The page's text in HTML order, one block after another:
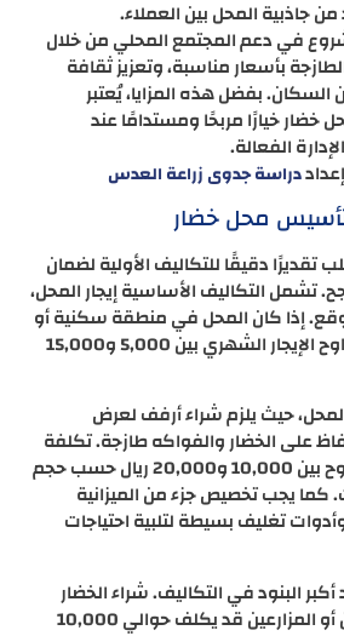
جاذبية المحل بين العملاء.
في دعم المجتمع المحلي من خلال
بأسعار مناسبة، وتعزيز ثقافة
السكان. بفضل هذه المزايا، يُعتبر
خضار خيارًا مربحًا ومستدامًا عند
الفعالة.
دراسة جدوى زراعة العدس
لتأسيس محل خضار
دقيقًا للتكاليف الأولية لضمان
تشمل التكاليف الأساسية إيجار المحل،
إذا كان المحل في منطقة سكنية أو
سوق مركزي، فقد يتراوح الإيجار الشهري بين 5,000 و15,000
حيث يلزم شراء أرفف لعرض
على الخضار والفواكه طازجة. تكلفة
هذه التجهيزات قد تتراوح بين 10,000 و20,000 ريال حسب حجم
كما يجب تخصيص جزء من الميزانية
تغليف بسيطة لتلبية احتياجات
البنود في التكاليف. شراء الخضار
والفواكه من الموردين أو المزارعين قد يكلف حوالي 10,000